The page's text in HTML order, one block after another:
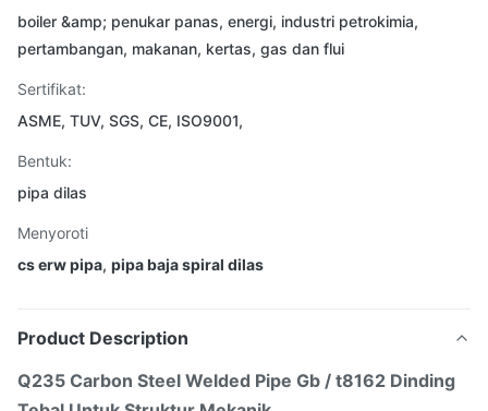
boiler &amp; penukar panas, energi, industri petrokimia,
pertambangan, makanan, kertas, gas dan flui
Sertifikat:
ASME, TUV, SGS, CE, ISO9001,
Bentuk:
pipa dilas
Menyoroti
cs erw pipa, pipa baja spiral dilas
Product Description
Q235 Carbon Steel Welded Pipe Gb / t8162 Dinding